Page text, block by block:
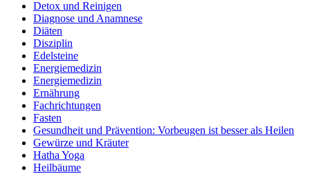
Detox und Reinigen
Diagnose und Anamnese
Diäten
Disziplin
Edelsteine
Energiemedizin
Energiemedizin
Ernährung
Fachrichtungen
Fasten
Gesundheit und Prävention: Vorbeugen ist besser als Heilen
Gewürze und Kräuter
Hatha Yoga
Heilbäume